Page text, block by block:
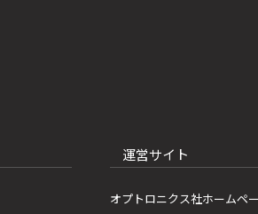
運営サイト
オプトロニクス社ホームペ